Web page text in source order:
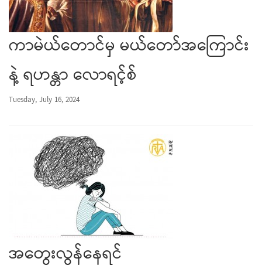
ကာမဲယ်တောင်မှ မယ်တော်အကြောင်း
နဲ့ ရဟန္တာ လောရင့်စ်
Tuesday, July 16, 2024
အတွေးလွန်နေရင်